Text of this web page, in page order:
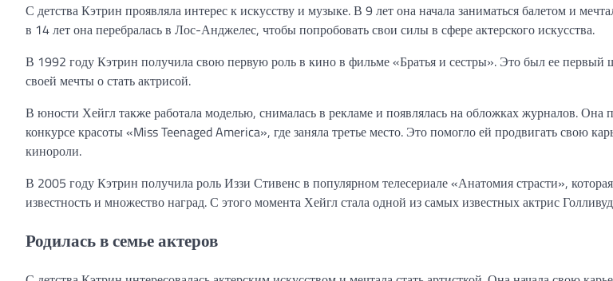
С детства Кэтрин проявляла интерес к искусству и музыке. В 9 лет она начала заниматься балетом и
в 14 лет она перебралась в Лос-Анджелес, чтобы попробовать свои силы в сфере актерского искусства.
В 1992 году Кэтрин получила свою первую роль в кино в фильме «Братья и сестры». Это был ее
своей мечты о стать актрисой.
В юности Хейгл также работала моделью, снималась в рекламе и появлялась на обложках журналов. Она
конкурсе красоты «Miss Teenaged America», где заняла третье место. Это помогло ей продвигать свою
кинороли.
В 2005 году Кэтрин получила роль Иззи Стивенс в популярном телесериале «Анатомия страсти»,
известность и множество наград. С этого момента Хейгл стала одной из самых известных актрис
Родилась в семье актеров